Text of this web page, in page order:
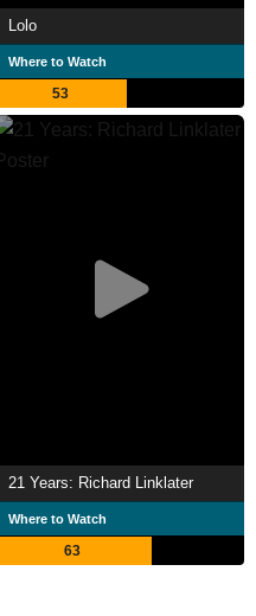
Lolo
Where to Watch
53
21 Years: Richard Linklater
Where to Watch
63